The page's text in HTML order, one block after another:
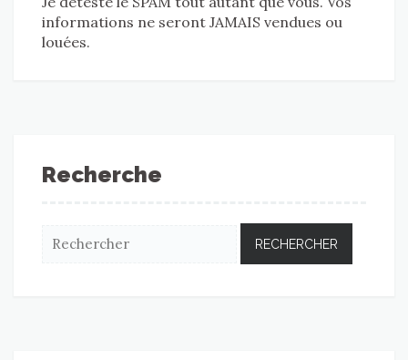
informations ne seront JAMAIS vendues ou
louées.
Recherche